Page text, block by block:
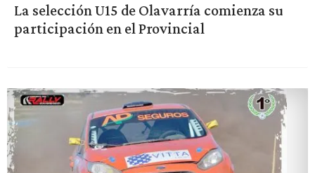
La selección U15 de Olavarría comienza su
participación en el Provincial